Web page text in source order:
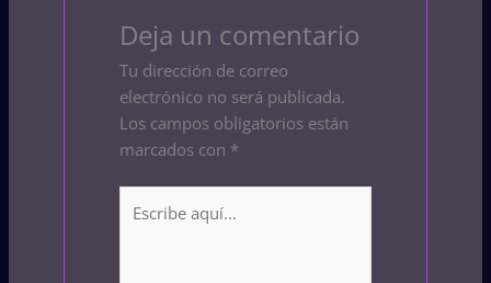
Deja un comentario
Tu dirección de correo
electrónico no será publicada.
Los campos obligatorios están
marcados con *
aquí...